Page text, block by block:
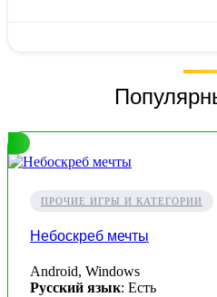
ПРОЧИЕ ИГРЫ И КАТЕГОРИИ
Небоскреб мечты
Android, Windows
Русский язык: Есть